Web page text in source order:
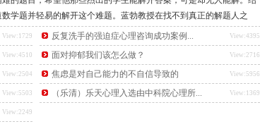
学题并轻易的解开这个难题。蓝勃教授在找不到真正的解题人之
。
View:1729 View:4395
反复洗手的强迫症心理咨询成功案例...
View:4510 View:2716
面对抑郁我们该怎么做？
View:2504 View:5956
焦虑是对自己能力的不自信导致的
View:5503 View:1369
（乐清）乐天心理入选由中科院心理所...
View:2249